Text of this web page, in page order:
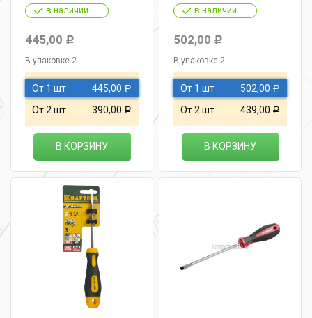
в наличии
445,00 Р
В упаковке 2
От 1 шт 445,00 Р
От 2 шт 390,00 Р
В КОРЗИНУ
в наличии
502,00 Р
В упаковке 2
От 1 шт 502,00 Р
От 2 шт 439,00 Р
В КОРЗИНУ